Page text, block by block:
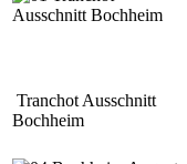
Tranchot Ausschnitt
Bochheim